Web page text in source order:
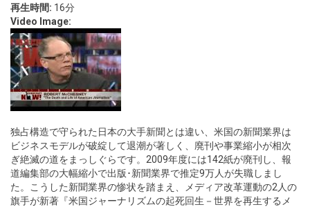
再生時間: 16分
Video Image:
独占構造で守られた日本の大手新聞とは違い、米国の新聞業界は
ビジネスモデルが破綻して退潮が著しく、廃刊や事業縮小が相次
ぎ絶滅の道をまっしぐらです。2009年度には142紙が廃刊し、報
道編集部の大幅縮小で出版･新聞業界で推定9万人が失職しまし
た。こうした新聞業界の惨状を踏まえ、メディア改革運動の2人の
旗手が新著『米国ジャーナリズムの起死回生－世界を再生するメ